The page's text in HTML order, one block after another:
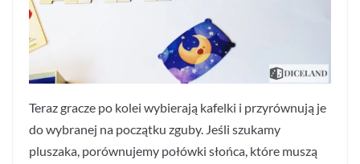
Teraz gracze po kolei wybierają kafelki i przyrównują je
do wybranej na początku zguby. Jeśli szukamy
pluszaka, porównujemy połówki słońca, które muszą